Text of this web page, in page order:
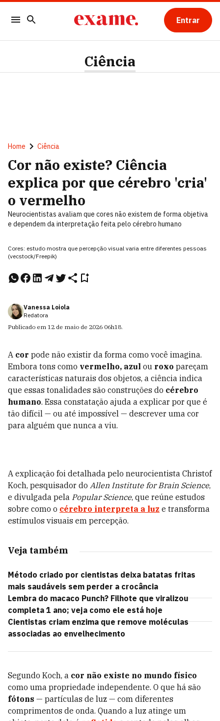
Entrar
Ciência
Home Ciência
Cor não existe? Ciência
explica por que cérebro 'cria'
o vermelho
Neurocientistas avaliam que cores não existem de forma objetiva
e dependem da interpretação feita pelo cérebro humano
Cores: estudo mostra que percepção visual varia entre diferentes pessoas
(vecstock/Freepik)
Vanessa Loiola
Redatora
Publicado em 12 de maio de 2026 06h18.
A cor pode não existir da forma como você imagina.
Embora tons como vermelho, azul ou roxo pareçam
características naturais dos objetos, a ciência indica
que essas tonalidades são construções do cérebro
humano. Essa constatação ajuda a explicar por que é
tão difícil — ou até impossível — descrever uma cor
para alguém que nunca a viu.
A explicação foi detalhada pelo neurocientista Christof
Koch, pesquisador do Allen Institute for Brain Science,
e divulgada pela Popular Science, que reúne estudos
sobre como o cérebro interpreta a luz e transforma
estímulos visuais em percepção.
Veja também
Método criado por cientistas deixa batatas fritas
mais saudáveis sem perder a crocância
Lembra do macaco Punch? Filhote que viralizou
completa 1 ano; veja como ele está hoje
Cientistas criam enzima que remove moléculas
associadas ao envelhecimento
Segundo Koch, a cor não existe no mundo físico
como uma propriedade independente. O que há são
fótons — partículas de luz — com diferentes
comprimentos de onda. Quando a luz atinge um